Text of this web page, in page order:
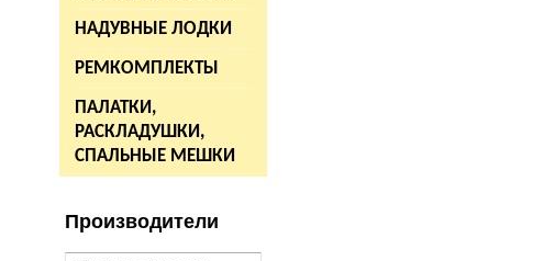
НАДУВНЫЕ ЛОДКИ
РЕМКОМПЛЕКТЫ
ПАЛАТКИ,
РАСКЛАДУШКИ,
СПАЛЬНЫЕ МЕШКИ
Производители